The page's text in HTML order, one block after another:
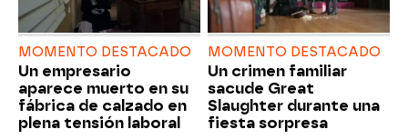
MOMENTO DESTACADO
Un empresario
aparece muerto en su
fábrica de calzado en
plena tensión laboral
MOMENTO DESTACADO
Un crimen familiar
sacude Great
Slaughter durante una
fiesta sorpresa